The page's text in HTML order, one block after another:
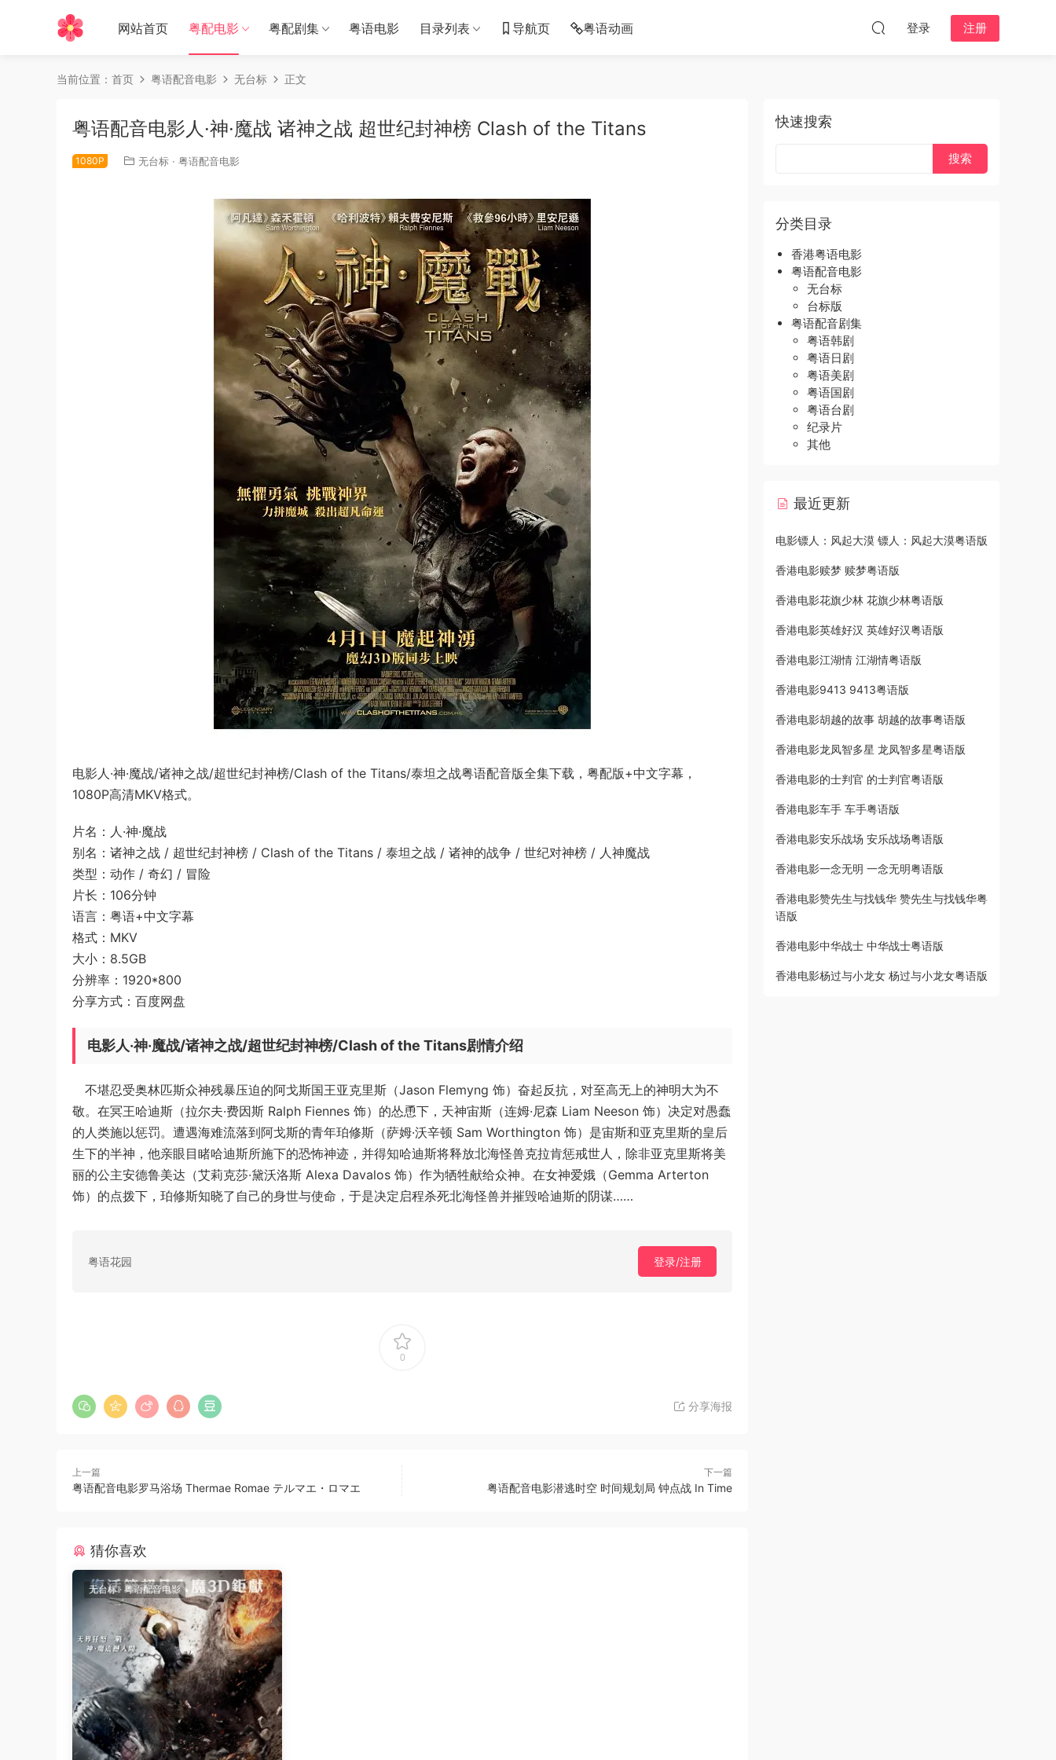
网站首页 粤配电影 粤配剧集 粤语电影 目录列表 导航页 粤语动画 登录 注册
当前位置： 首页 粤语配音电影 无台标 正文
粤语配音电影人·神·魔战 诸神之战 超世纪封神榜 Clash of the Titans
1080P 无台标 · 粤语配音电影
电影人·神·魔战/诸神之战/超世纪封神榜/Clash of the Titans/泰坦之战粤语配音版全集下载，粤配版+中文字幕，
1080P高清MKV格式。
片名：人·神·魔战
别名：诸神之战 / 超世纪封神榜 / Clash of the Titans / 泰坦之战 / 诸神的战争 / 世纪对神榜 / 人神魔战
类型：动作 / 奇幻 / 冒险
片长：106分钟
语言：粤语+中文字幕
格式：MKV
大小：8.5GB
分辨率：1920*800
分享方式：百度网盘
电影人·神·魔战/诸神之战/超世纪封神榜/Clash of the Titans剧情介绍
不堪忍受奥林匹斯众神残暴压迫的阿戈斯国王亚克里斯（Jason Flemyng 饰）奋起反抗，对至高无上的神明大为不
敬。在冥王哈迪斯（拉尔夫·费因斯 Ralph Fiennes 饰）的怂恿下，天神宙斯（连姆·尼森 Liam Neeson 饰）决定对愚蠢
的人类施以惩罚。遭遇海难流落到阿戈斯的青年珀修斯（萨姆·沃辛顿 Sam Worthington 饰）是宙斯和亚克里斯的皇后
生下的半神，他亲眼目睹哈迪斯所施下的恐怖神迹，并得知哈迪斯将释放北海怪兽克拉肯惩戒世人，除非亚克里斯将美
丽的公主安德鲁美达（艾莉克莎·黛沃洛斯 Alexa Davalos 饰）作为牺牲献给众神。在女神爱娥（Gemma Arterton
饰）的点拨下，珀修斯知晓了自己的身世与使命，于是决定启程杀死北海怪兽并摧毁哈迪斯的阴谋……
粤语花园 登录/注册
0
分享海报
上一篇
粤语配音电影罗马浴场 Thermae Romae テルマエ・ロマエ
下一篇
粤语配音电影潜逃时空 时间规划局 钟点战 In Time
猜你喜欢
无台标· 粤语配音电影
快速搜索
分类目录
香港粤语电影
粤语配音电影
无台标
台标版
粤语配音剧集
粤语韩剧
粤语日剧
粤语美剧
粤语国剧
粤语台剧
纪录片
其他
最近更新
电影镖人：风起大漠 镖人：风起大漠粤语版
香港电影赎梦 赎梦粤语版
香港电影花旗少林 花旗少林粤语版
香港电影英雄好汉 英雄好汉粤语版
香港电影江湖情 江湖情粤语版
香港电影9413 9413粤语版
香港电影胡越的故事 胡越的故事粤语版
香港电影龙凤智多星 龙凤智多星粤语版
香港电影的士判官 的士判官粤语版
香港电影车手 车手粤语版
香港电影安乐战场 安乐战场粤语版
香港电影一念无明 一念无明粤语版
香港电影赞先生与找钱华 赞先生与找钱华粤
语版
香港电影中华战士 中华战士粤语版
香港电影杨过与小龙女 杨过与小龙女粤语版